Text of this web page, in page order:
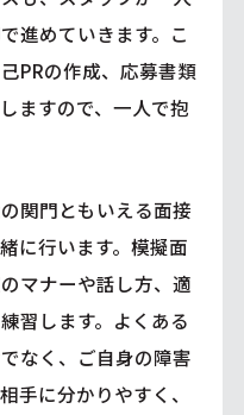
進めていきます。こ
PRの作成、応募書類
ますので、一人で抱
関門ともいえる面接
に行います。模擬面
マナーや話し方、適
習します。よくある
なく、ご自身の障害
手に分かりやすく、